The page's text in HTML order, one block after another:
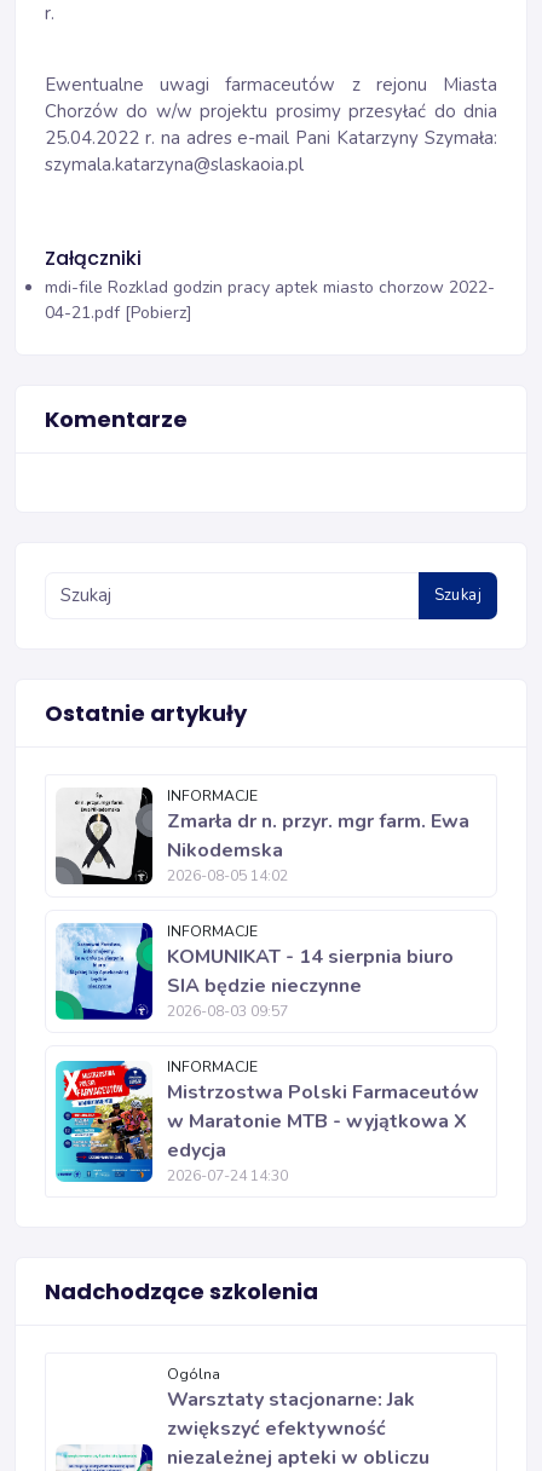
r.
Ewentualne uwagi farmaceutów z rejonu Miasta
Chorzów do w/w projektu prosimy przesyłać do dnia
25.04.2022 r. na adres e-mail Pani Katarzyny Szymała:
szymala.katarzyna@slaskaoia.pl
Załączniki
mdi-file Rozklad godzin pracy aptek miasto chorzow 2022-
04-21.pdf [Pobierz]
Komentarze
Szukaj
Ostatnie artykuły
INFORMACJE
Zmarła dr n. przyr. mgr farm. Ewa
Nikodemska
2026-08-05 14:02
INFORMACJE
KOMUNIKAT - 14 sierpnia biuro
SIA będzie nieczynne
2026-08-03 09:57
INFORMACJE
Mistrzostwa Polski Farmaceutów
w Maratonie MTB - wyjątkowa X
edycja
2026-07-24 14:30
Nadchodzące szkolenia
Ogólna
Warsztaty stacjonarne: Jak
zwiększyć efektywność
niezależnej apteki w obliczu